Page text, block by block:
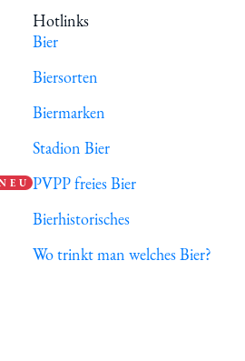
E U
Hotlinks
Bier
Biersorten
Biermarken
Stadion Bier
PVPP freies Bier
Bierhistorisches
Wo trinkt man welches Bier?